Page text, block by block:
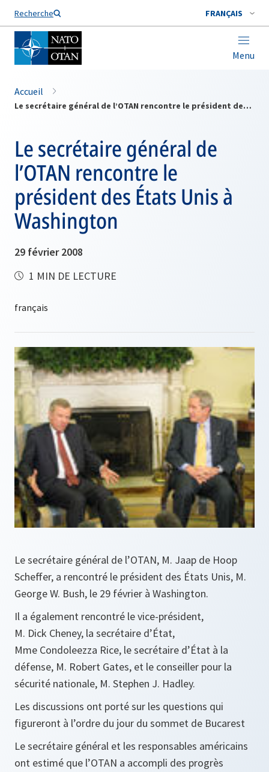
Recherche FRANÇAIS
Menu
Nom de famille*
Accueil
Le secrétaire général de l’OTAN rencontre le président des États Unis à Washington
Le secrétaire général de
l’OTAN rencontre le
président des États Unis à
Washington
29 février 2008
1 MIN DE LECTURE
Le secrétaire général de l’OTAN, M. Jaap de Hoop
Scheffer, a rencontré le président des États Unis, M.
George W. Bush, le 29 février à Washington.
Il a également rencontré le vice-président,
M. Dick Cheney, la secrétaire d’État,
Mme Condoleezza Rice, le secrétaire d’État à la
défense, M. Robert Gates, et le conseiller pour la
sécurité nationale, M. Stephen J. Hadley.
Les discussions ont porté sur les questions qui
figureront à l’ordre du jour du sommet de Bucarest
Le secrétaire général et les responsables américains
ont estimé que l’OTAN a accompli des progrès